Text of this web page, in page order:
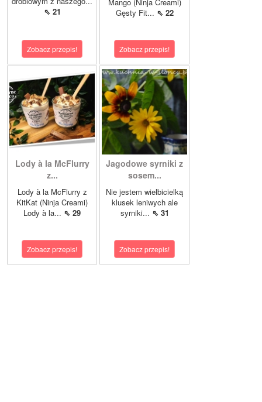
⇖ 21
Zobacz przepis!
Gęsty Fit... ⇖ 22
Zobacz przepis!
Lody à la McFlurry
z...
Lody à la McFlurry z
KitKat (Ninja Creami)
Lody à la... ⇖ 29
Zobacz przepis!
Jagodowe syrniki z
sosem...
Nie jestem wielbicielką
klusek leniwych ale
syrniki... ⇖ 31
Zobacz przepis!